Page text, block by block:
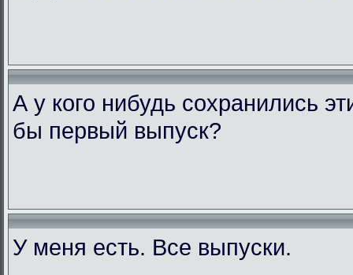
А у кого нибудь сохранились
бы первый выпуск?
У меня есть. Все выпуски.